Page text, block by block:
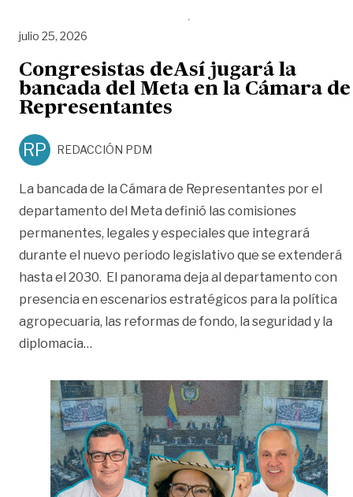
julio 25, 2026
Congresistas deAsí jugará la
bancada del Meta en la Cámara de
Representantes
RP REDACCIÓN PDM
La bancada de la Cámara de Representantes por el
departamento del Meta definió las comisiones
permanentes, legales y especiales que integrará
durante el nuevo periodo legislativo que se extenderá
hasta el 2030. El panorama deja al departamento con
presencia en escenarios estratégicos para la política
agropecuaria, las reformas de fondo, la seguridad y la
diplomacia…